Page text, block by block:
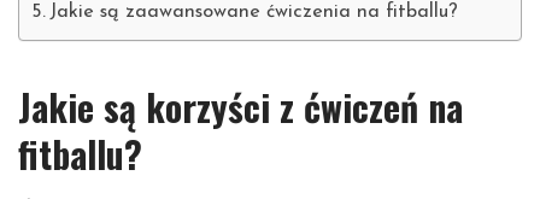
Jakie są zaawansowane ćwiczenia na fitballu?
Jakie są korzyści z ćwiczeń na
fitballu?